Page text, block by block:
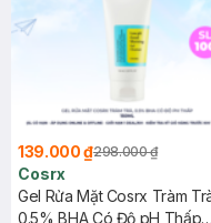
139.000 ₫298.000 ₫
Cosrx
Gel Rửa Mặt Cosrx Tràm
0.5% BHA Có Độ pH Thấp